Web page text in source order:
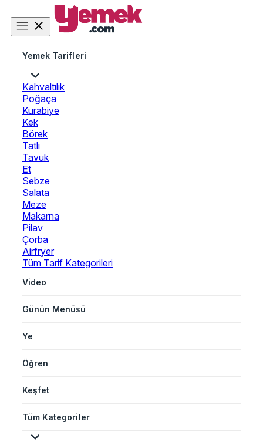
Yemek Tarifleri
Kahvaltılık
Poğaça
Kurabiye
Kek
Börek
Tatlı
Tavuk
Et
Sebze
Salata
Meze
Makarna
Pilav
Çorba
Airfryer
Tüm Tarif Kategorileri
Video
Günün Menüsü
Ye
Öğren
Keşfet
Tüm Kategoriler